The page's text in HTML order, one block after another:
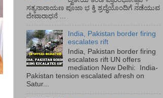
ಸತ್ಯನಾರಾಯಣ ಪೂಜಾ ಭ ಕ್ತಿ ಶ್ರದ್ಧೆಯೊಂದಿಗೆ ನಡೆಯುವ
ದೇವಾರಾಧನೆ ...
India, Pakistan border firing
escalates rift
India, Pakistan border firing
escalates rift UN offers
mediation New Delhi: India-
Pakistan tension escalated afresh on
Satur...